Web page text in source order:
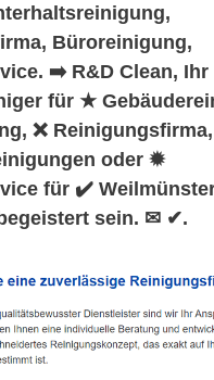
Büroreinigung,
➡️ R&D Clean,
für ★
❌
oder ✹
für ✔️
sein. ✉ ✔.